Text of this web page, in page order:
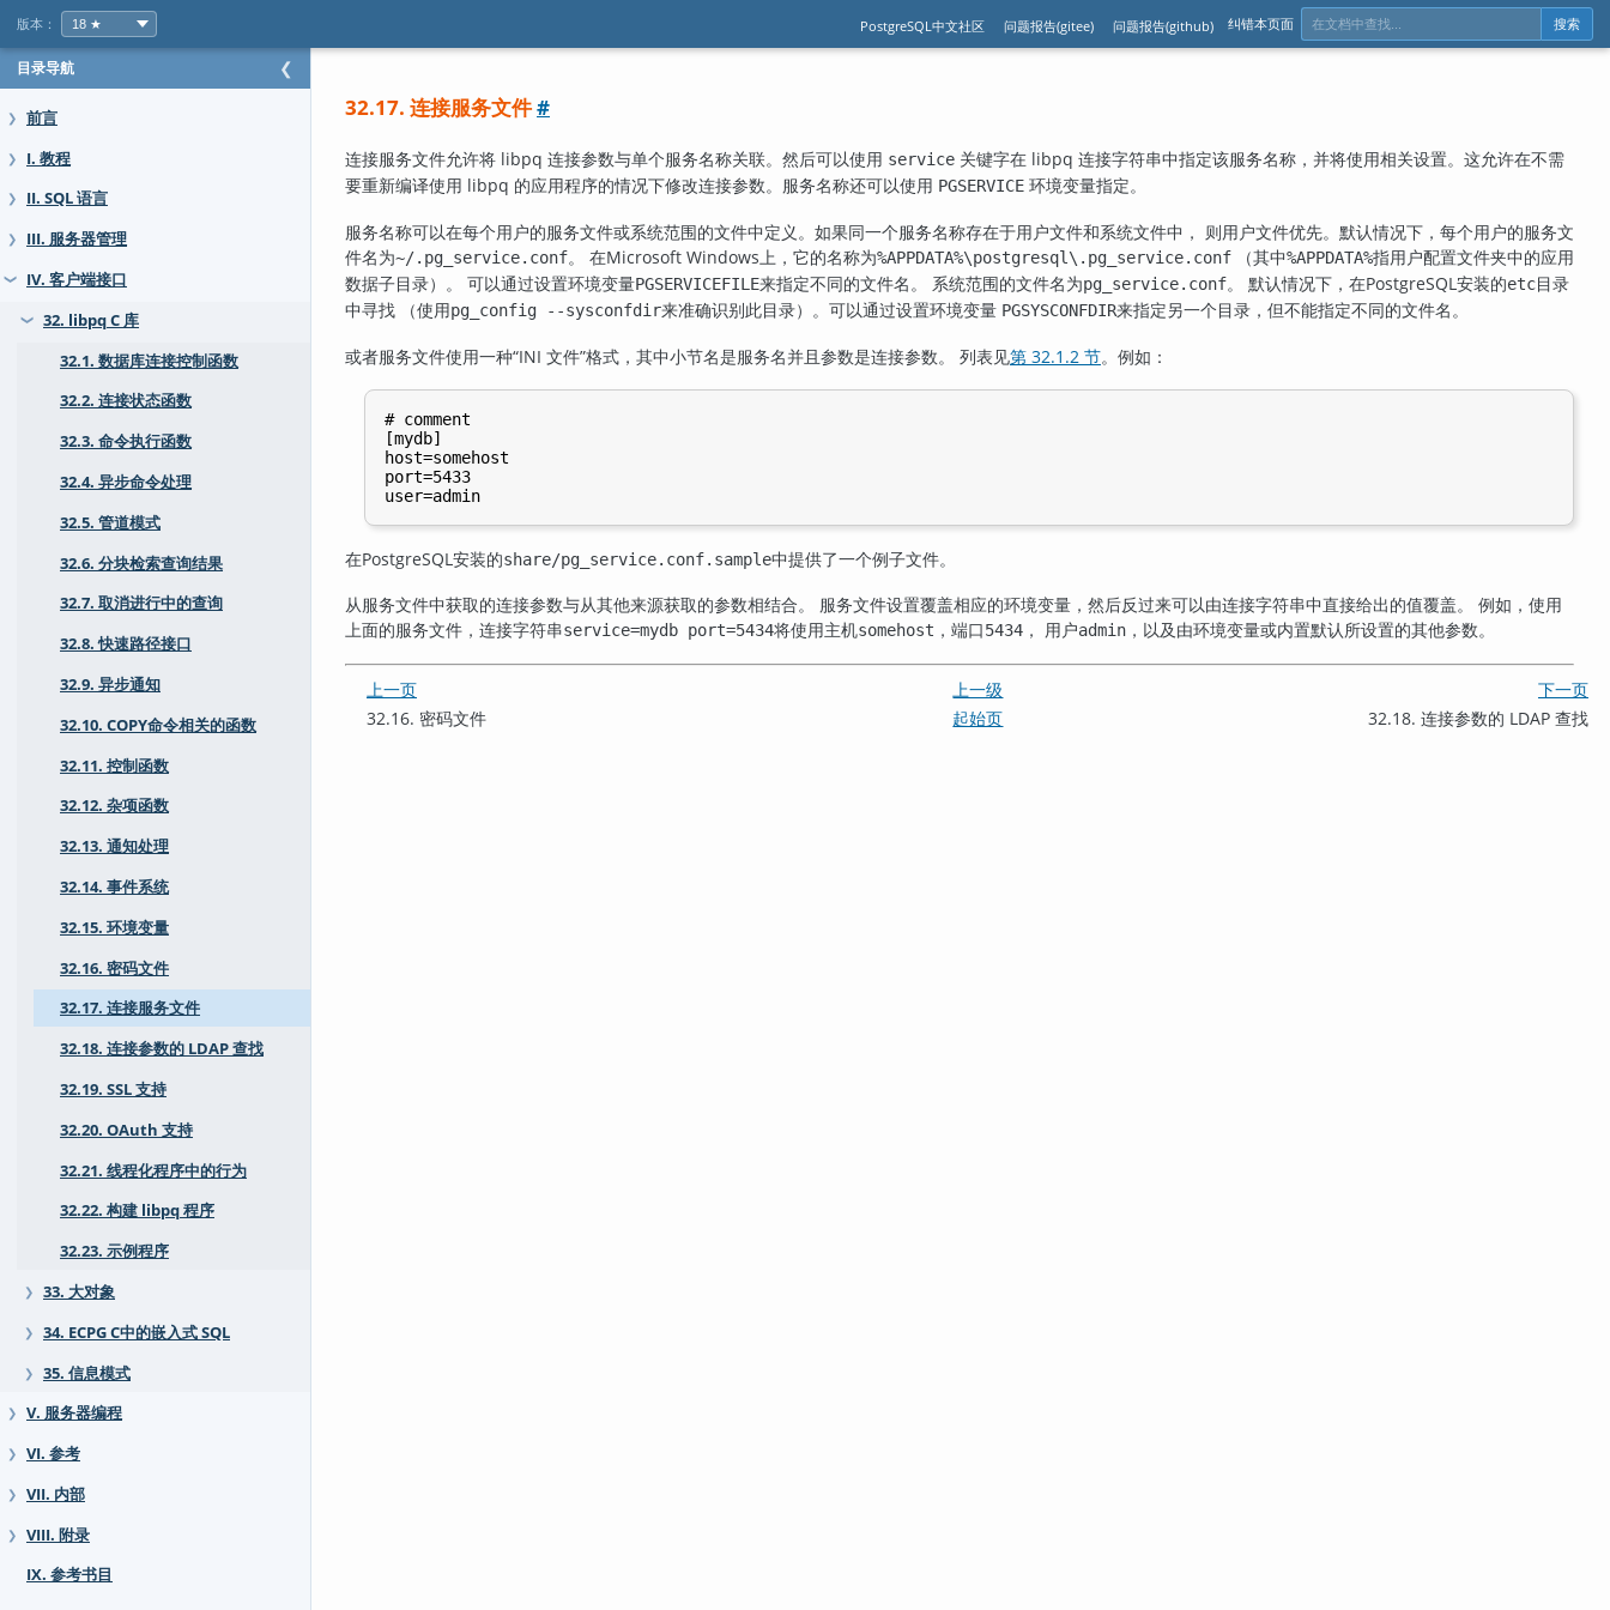
版本： PostgreSQL中文社区 问题报告(gitee) 问题报告(github) 纠错本页面 搜索
目录导航 ❮
❯ 前言
❯ I. 教程
❯ II. SQL 语言
❯ III. 服务器管理
❯ IV. 客户端接口
❯
32. libpq C 库
32.1. 数据库连接控制函数
32.2. 连接状态函数
32.3. 命令执行函数
32.4. 异步命令处理
32.5. 管道模式
32.6. 分块检索查询结果
32.7. 取消进行中的查询
32.8. 快速路径接口
32.9. 异步通知
32.10. COPY命令相关的函数
32.11. 控制函数
32.12. 杂项函数
32.13. 通知处理
32.14. 事件系统
32.15. 环境变量
32.16. 密码文件
32.17. 连接服务文件
32.18. 连接参数的 LDAP 查找
32.19. SSL 支持
32.20. OAuth 支持
32.21. 线程化程序中的行为
32.22. 构建 libpq 程序
32.23. 示例程序
❯ 33. 大对象
❯ 34. ECPG C中的嵌入式 SQL
❯ 35. 信息模式
❯ V. 服务器编程
❯ VI. 参考
❯ VII. 内部
❯
VIII. 附录
IX. 参考书目
32.17. 连接服务文件#
连接服务文件允许将 libpq 连接参数与单个服务名称关联。然后可以使用 service 关键字在 libpq 连接字符串中指定该服务名称，并将使用相关设置。这允许在不需
要重新编译使用 libpq 的应用程序的情况下修改连接参数。服务名称还可以使用 PGSERVICE 环境变量指定。
服务名称可以在每个用户的服务文件或系统范围的文件中定义。如果同一个服务名称存在于用户文件和系统文件中， 则用户文件优先。默认情况下，每个用户的服务文
件名为~/.pg_service.conf。 在Microsoft Windows上，它的名称为%APPDATA%\postgresql\.pg_service.conf （其中%APPDATA%指用户配置文件夹中的应用
数据子目录）。 可以通过设置环境变量PGSERVICEFILE来指定不同的文件名。 系统范围的文件名为pg_service.conf。 默认情况下，在PostgreSQL安装的etc目录
中寻找 （使用pg_config --sysconfdir来准确识别此目录）。可以通过设置环境变量 PGSYSCONFDIR来指定另一个目录，但不能指定不同的文件名。
或者服务文件使用一种“INI 文件”格式，其中小节名是服务名并且参数是连接参数。 列表见第 32.1.2 节。例如：
# comment
[mydb]
host=somehost
port=5433
在PostgreSQL 安装的share/pg_service.conf.sample中提供了一个例子文件。
从服务文件中获取的连接参数与从其他来源获取的参数相结合。 服务文件设置覆盖相应的环境变量，然后反过来可以由连接字符串中直接给出的值覆盖。 例如，使用
上面的服务文件，连接字符串service=mydb port=5434将使用主机somehost ，端口5434 ， 用户admin ，以及由环境变量或内置默认所设置的其他参数。
上一页 上一级
下一页
32.16. 密码文件
起始页 32.18. 连接参数的 LDAP 查找